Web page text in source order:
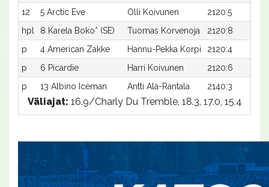
12
5 Arctic Eve Olli Koivunen 2120:5
hpl
8 Karela Boko* (SE) Tuomas Korvenoja 2120:8
p
4 American Zakke Hannu-Pekka Korpi 2120:4
p
6 Picardie Harri Koivunen 2120:6
p
13 Albino Iceman Antti Ala-Rantala 2140:3
Väliajat: 16.9/Charly Du Tremble, 18.3, 17.0, 15.4